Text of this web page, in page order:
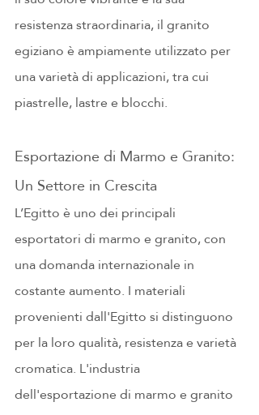
resistenza straordinaria, il granito
egiziano è ampiamente utilizzato per
una varietà di applicazioni, tra cui
piastrelle, lastre e blocchi.
Esportazione di Marmo e Granito:
Un Settore in Crescita
L’Egitto è uno dei principali
esportatori di marmo e granito, con
una domanda internazionale in
costante aumento. I materiali
provenienti dall'Egitto si distinguono
per la loro qualità, resistenza e varietà
cromatica. L'industria
dell'esportazione di marmo e granito